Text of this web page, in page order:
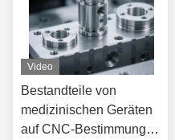
Video
Bestandteile von
medizinischen Geräten
auf CNC-Bestimmung